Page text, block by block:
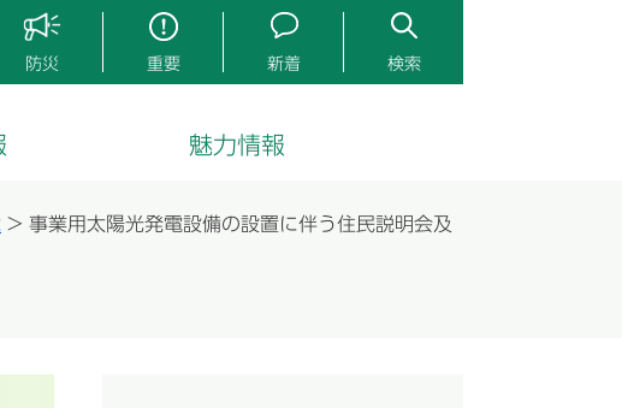
防災 重要 新着 検索
魅力情報
> 事業用太陽光発電設備の設置に伴う住民説明会及